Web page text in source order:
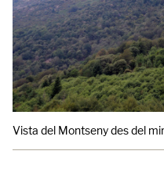
Vista del Montseny des del